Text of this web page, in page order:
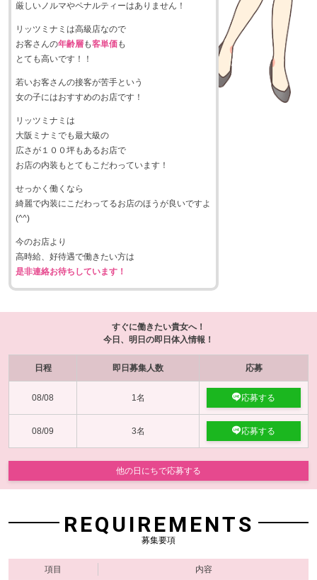
厳しいノルマやペナルティーはありません！
リッツミナミは高級店なので
お客さんの年齢層も客単価も
とても高いです！！
若いお客さんの接客が苦手という
女の子にはおすすめのお店です！
リッツミナミは
大阪ミナミでも最大級の
広さが１００坪もあるお店で
お店の内装もとてもこだわっています！
せっかく働くなら
綺麗で内装にこだわってるお店のほうが良いですよ
(^^)
今のお店より
高時給、好待遇で働きたい方は
是非連絡お待ちしています！
すぐに働きたい貴女へ！
今日、明日の即日体入情報！
日程 即日募集人数 応募
08/08 1名 応募する
08/09 3名 応募する
他の日にちで応募する
REQUIREMENTS
募集要項
項目 内容